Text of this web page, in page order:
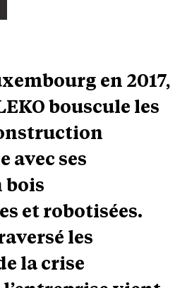
en 2017,
bouscule les
ses
bois
et robotisées.
les
la crise